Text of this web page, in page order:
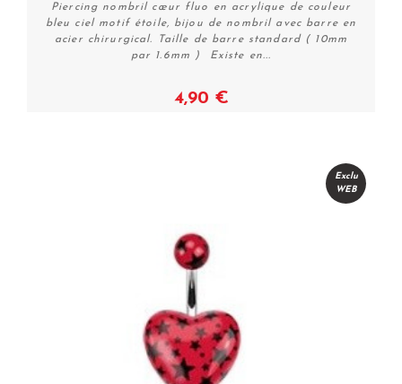
Voir
Piercing nombril cœur fluo en acrylique de couleur
bleu ciel motif étoile, bijou de nombril avec barre en
acier chirurgical. Taille de barre standard ( 10mm
par 1.6mm ) Existe en...
4,90 €
Exclu
WEB